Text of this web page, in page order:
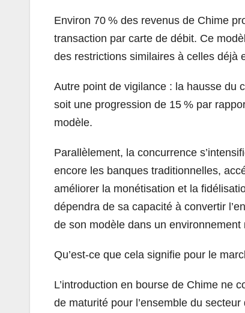
Environ 70 % des revenus de Chime
transaction par carte de débit. Ce
des restrictions similaires à celles déjà
Autre point de vigilance : la hausse du
soit une progression de 15 % par
modèle.
Parallèlement, la concurrence
encore les banques traditionnelles,
améliorer la monétisation et la
dépendra de sa capacité à convertir
de son modèle dans un
Qu’est-ce que cela signifie pour le
L’introduction en bourse de Chime ne
de maturité pour l’ensemble du